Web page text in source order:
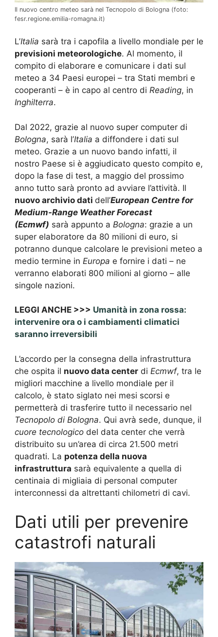
Il nuovo centro meteo sarà nel Tecnopolo di Bologna (foto:
fesr.regione.emilia-romagna.it)
L’Italia sarà tra i capofila a livello mondiale per le
previsioni meteorologiche. Al momento, il
compito di elaborare e comunicare i dati sul
meteo a 34 Paesi europei – tra Stati membri e
cooperanti – è in capo al centro di Reading, in
Inghilterra.
Dal 2022, grazie al nuovo super computer di
Bologna, sarà l’Italia a diffondere i dati sul
meteo. Grazie a un nuovo bando infatti, il
nostro Paese si è aggiudicato questo compito e,
dopo la fase di test, a maggio del prossimo
anno tutto sarà pronto ad avviare l’attività. Il
nuovo archivio dati dell’European Centre for
Medium-Range Weather Forecast
(Ecmwf) sarà appunto a Bologna: grazie a un
super elaboratore da 80 milioni di euro, si
potranno dunque calcolare le previsioni meteo a
medio termine in Europa e fornire i dati – ne
verranno elaborati 800 milioni al giorno – alle
singole nazioni.
LEGGI ANCHE >>> Umanità in zona rossa:
intervenire ora o i cambiamenti climatici
saranno irreversibili
L’accordo per la consegna della infrastruttura
che ospita il nuovo data center di Ecmwf, tra le
migliori macchine a livello mondiale per il
calcolo, è stato siglato nei mesi scorsi e
permetterà di trasferire tutto il necessario nel
Tecnopolo di Bologna. Qui avrà sede, dunque, il
cuore tecnologico del data center che verrà
distribuito su un’area di circa 21.500 metri
quadrati. La potenza della nuova
infrastruttura sarà equivalente a quella di
centinaia di migliaia di personal computer
interconnessi da altrettanti chilometri di cavi.
Dati utili per prevenire
catastrofi naturali